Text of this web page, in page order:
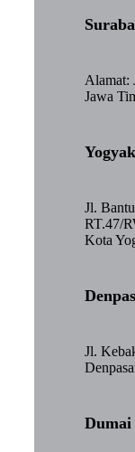
Alamat:
Jawa
Jl.
RT.47/
Kota
Jl.
Dumai